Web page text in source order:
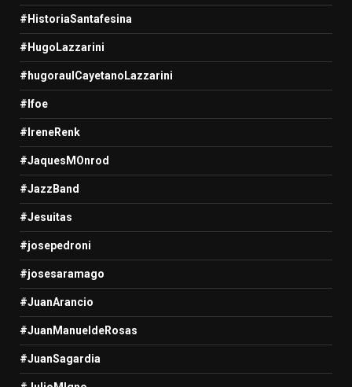
#HistoriaSantafesina
#HugoLazzarini
#hugoraulCayetanoLazzarini
#Ifoe
#IreneRenk
#JaquesMOnrod
#JazzBand
#Jesuitas
#josepedroni
#josesaramago
#JuanArancio
#JuanManueldeRosas
#JuanSagardia